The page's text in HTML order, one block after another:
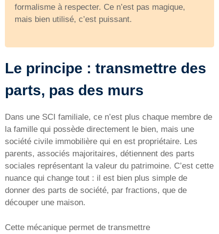
formalisme à respecter. Ce n’est pas magique,
mais bien utilisé, c’est puissant.
Le principe : transmettre des
parts, pas des murs
Dans une SCI familiale, ce n’est plus chaque membre de
la famille qui possède directement le bien, mais une
société civile immobilière qui en est propriétaire. Les
parents, associés majoritaires, détiennent des parts
sociales représentant la valeur du patrimoine. C’est cette
nuance qui change tout : il est bien plus simple de
donner des parts de société, par fractions, que de
découper une maison.
Cette mécanique permet de transmettre